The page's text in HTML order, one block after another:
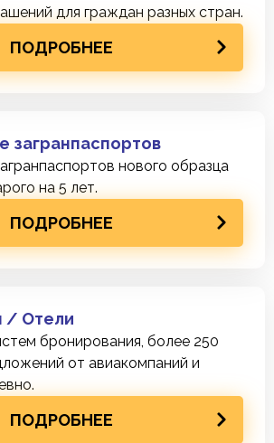
для граждан разных стран.
ПОДРОБНЕЕ
загранпаспортов
нового образца
на 5 лет.
ПОДРОБНЕЕ
/ Отели
бронирования, более 250
от авиакомпаний и
ПОДРОБНЕЕ